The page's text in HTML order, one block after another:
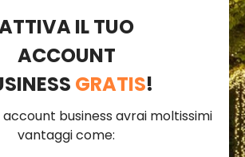
IL TUO
ACCOUNT
GRATIS!
business avrai moltissimi
vantaggi come: